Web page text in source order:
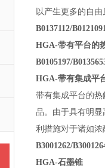
以产生更多的自
B0137112/
HGA-带有平台
B0105197/
HGA-带有集成
带有集成平台的
品。由于具有明
利措施对于诸如
B3001262/
HGA-